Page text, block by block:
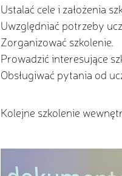
Ustalać cele i założenia
Uwzględniać potrzeby
Zorganizować szkolenie.
Prowadzić interesujące
Obsługiwać pytania od
Kolejne szkolenie